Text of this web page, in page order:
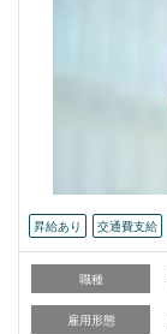
昇給あり 交通費支給
職種
雇用形態